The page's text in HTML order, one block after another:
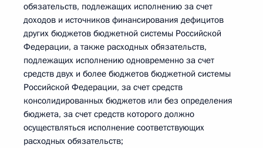
обязательств, подлежащих исполнению за счет
доходов и источников финансирования дефицитов
других бюджетов бюджетной системы Российской
Федерации, а также расходных обязательств,
подлежащих исполнению одновременно за счет
средств двух и более бюджетов бюджетной системы
Российской Федерации, за счет средств
консолидированных бюджетов или без определения
бюджета, за счет средств которого должно
осуществляться исполнение соответствующих
расходных обязательств;